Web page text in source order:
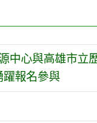
中心與高雄市立
躍報名參與